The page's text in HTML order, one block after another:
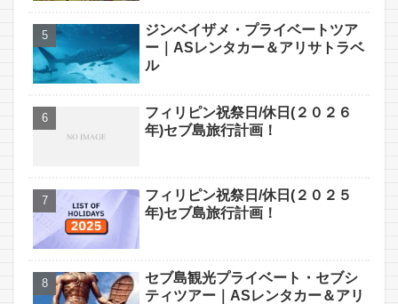
ジンベイザメ・プライベートツア
ー｜ASレンタカー＆アリサトラベ
ル
フィリピン祝祭日/休日(２０２６
年)セブ島旅行計画！
フィリピン祝祭日/休日(２０２５
年)セブ島旅行計画！
セブ島観光プライベート・セブシ
ティツアー｜ASレンタカー＆アリ